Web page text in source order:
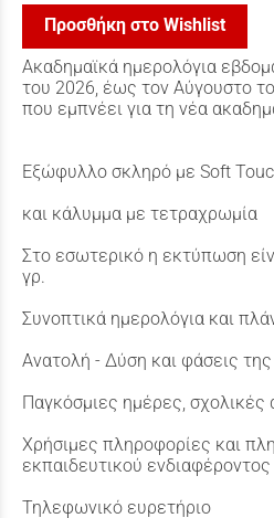
Προσθήκη στο Wishlist
Ακαδημαϊκά ημερολόγια
του 2026, έως τον Αύγουστο
που εμπνέει για τη νέα
Εξώφυλλο σκληρό με Soft
και κάλυμμα με τετραχρωμία
Στο εσωτερικό η εκτύπωση
γρ.
Συνοπτικά ημερολόγια και
Ανατολή - Δύση και φάσεις
Παγκόσμιες ημέρες, σχολικές
Χρήσιμες πληροφορίες και
εκπαιδευτικού ενδιαφέροντος
Τηλεφωνικό ευρετήριο